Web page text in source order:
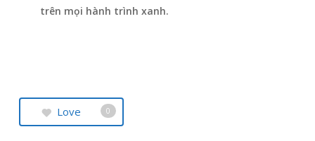
trên mọi hành trình xanh.
Love 0